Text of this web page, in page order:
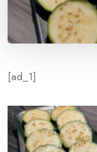
[ad_1]